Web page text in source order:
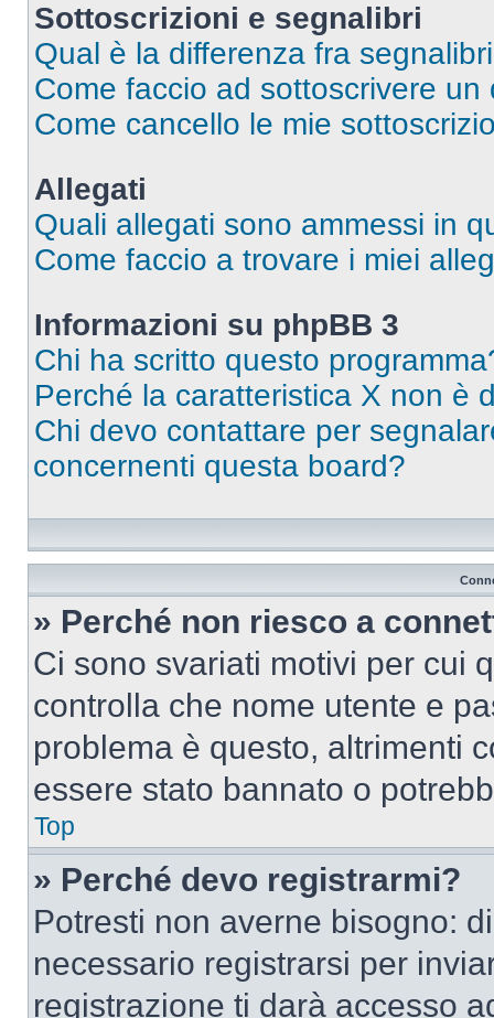
Sottoscrizioni e segnalibri
Qual è la differenza fra
Come faccio ad sottoscrivere
Come cancello le mie
Allegati
Quali allegati sono ammessi in
Come faccio a trovare i miei
Informazioni su phpBB 3
Chi ha scritto questo
Perché la caratteristica X non è
Chi devo contattare per
concernenti questa board?
» Perché non riesco a
Ci sono svariati motivi per cui
controlla che nome utente e
problema è questo, altrimenti
essere stato bannato o
Top
» Perché devo registrarmi?
Potresti non averne bisogno:
necessario registrarsi per
registrazione ti darà accesso